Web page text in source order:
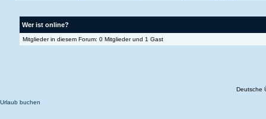
Wer ist online?
Mitglieder in diesem Forum: 0 Mitglieder und 1 Gast
Deutsche
Urlaub buchen